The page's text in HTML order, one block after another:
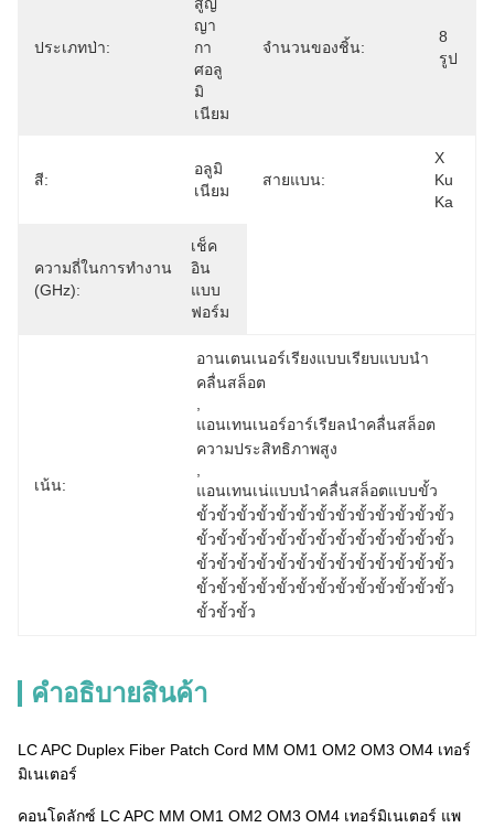
ประเภทป่า:
ญา
กา
ศอลู
มิ
เนียม
จํานวนของชิ้น:
8
รูป
สี:
อลูมิ
เนียม
สายแบน:
X
Ku
Ka
ความถี่ในการทำงาน
(GHz):
เช็ค
อิน
แบบ
ฟอร์ม
เน้น:
อานเตนเนอร์เรียงแบบเรียบแบบนํา
คลื่นสล็อต
แอนเทนเนอร์อาร์เรียลนําคลื่นสล็อต
ความประสิทธิภาพสูง
แอนเทนเน่แบบนําคลื่นสล็อตแบบขั้ว
ขั้วขั้วขั้วขั้วขั้วขั้วขั้วขั้วขั้วขั้วขั้วขั้วขั้ว
ขั้วขั้วขั้วขั้วขั้วขั้วขั้วขั้วขั้วขั้วขั้วขั้วขั้ว
ขั้วขั้วขั้วขั้วขั้วขั้วขั้วขั้วขั้วขั้วขั้วขั้วขั้ว
ขั้วขั้วขั้วขั้วขั้วขั้วขั้วขั้วขั้วขั้วขั้วขั้วขั้ว
ขั้วขั้วขั้ว
คําอธิบายสินค้า
LC APC Duplex Fiber Patch Cord MM OM1 OM2 OM3 OM4 เทอร์
มิเนเตอร์
คอนโดลักซ์ LC APC MM OM1 OM2 OM3 OM4 เทอร์มิเนเตอร์ แพ